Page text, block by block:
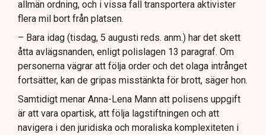
allmän ordning, och i vissa fall transportera aktivister
flera mil bort från platsen.
– Bara idag (tisdag, 5 augusti reds. anm.) har det skett
åtta avlägsnanden, enligt polislagen 13 paragraf. Om
personerna vägrar att följa order och det olaga intrånget
fortsätter, kan de gripas misstänkta för brott, säger hon.
Samtidigt menar Anna-Lena Mann att polisens uppgift
är att vara opartisk, att följa lagstiftningen och att
navigera i den juridiska och moraliska komplexiteten i